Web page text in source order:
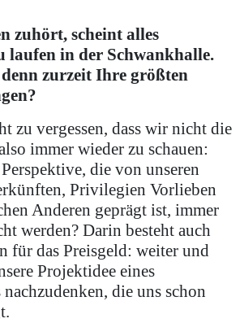
zuhört, scheint alles
laufen in der Schwankhalle.
zurzeit Ihre größten
zu vergessen, dass wir nicht die
immer wieder zu schauen:
die von unseren
Privilegien Vorlieben
Anderen geprägt ist, immer
werden? Darin besteht auch
für das Preisgeld: weiter und
Projektidee eines
die uns schon